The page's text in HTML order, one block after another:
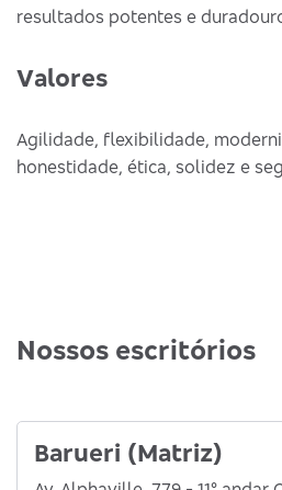
resultados potentes e
Valores
Agilidade, flexibilidade,
honestidade, ética, solidez e
Nossos escritórios
Barueri (Matriz)